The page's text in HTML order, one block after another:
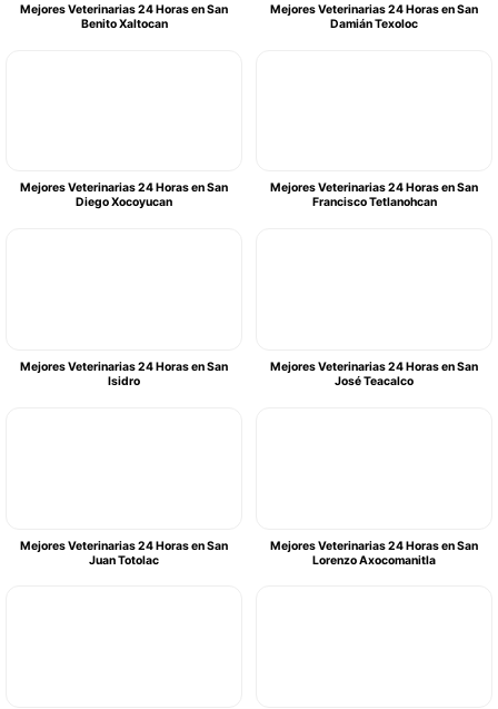
Mejores Veterinarias 24 Horas en San
Benito Xaltocan
Mejores Veterinarias 24 Horas en San
Damián Texoloc
Mejores Veterinarias 24 Horas en San
Diego Xocoyucan
Mejores Veterinarias 24 Horas en San
Francisco Tetlanohcan
Mejores Veterinarias 24 Horas en San
Isidro
Mejores Veterinarias 24 Horas en San
José Teacalco
Mejores Veterinarias 24 Horas en San
Juan Totolac
Mejores Veterinarias 24 Horas en San
Lorenzo Axocomanitla